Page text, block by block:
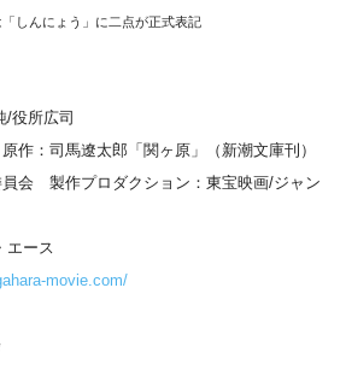
しんにょう」に二点が正式表記
/役所広司
作：司馬遼太郎「関ヶ原」（新潮文庫刊）
会 製作プロダクション：東宝映画/ジャン
エース
movie.com/